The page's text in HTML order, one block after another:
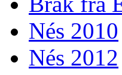
Nés 2010
Nés 2012